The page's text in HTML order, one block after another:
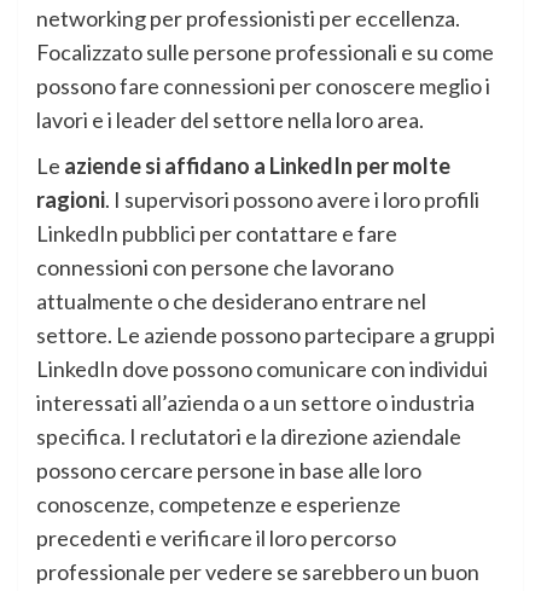
networking per professionisti per eccellenza.
Focalizzato sulle persone professionali e su come
possono fare connessioni per conoscere meglio i
lavori e i leader del settore nella loro area.
Le aziende si affidano a LinkedIn per molte
ragioni. I supervisori possono avere i loro profili
LinkedIn pubblici per contattare e fare
connessioni con persone che lavorano
attualmente o che desiderano entrare nel
settore. Le aziende possono partecipare a gruppi
LinkedIn dove possono comunicare con individui
interessati all’azienda o a un settore o industria
specifica. I reclutatori e la direzione aziendale
possono cercare persone in base alle loro
conoscenze, competenze e esperienze
precedenti e verificare il loro percorso
professionale per vedere se sarebbero un buon